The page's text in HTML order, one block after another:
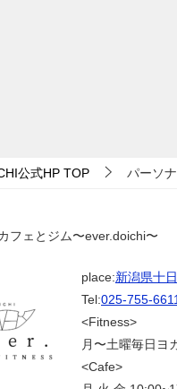
公式HP TOP パーソ
フェとジム〜ever.doichi〜
place:新潟県十
Tel:025-755-6611
<Fitness>
月〜土曜毎日ヨ
<Cafe>